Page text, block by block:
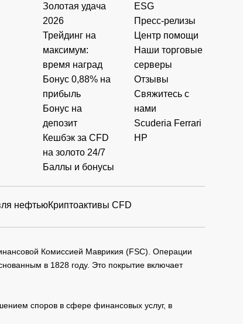
Золотая удача
2026
Трейдинг на
максимум:
время наград
Бонус 0,88% на
прибыль
Бонус на
депозит
Кешбэк за CFD
на золото 24/7
Баллы и бонусы
ESG
Пресс-релизы
Центр помощи
Наши торговые
серверы
Отзывы
Свяжитесь с
нами
Scuderia Ferrari
HP
нефтьюКриптоактивы CFD
Комиссией Маврикия (FSC). Операции
в 1828 году. Это покрытие включает
споров в сфере финансовых услуг, в